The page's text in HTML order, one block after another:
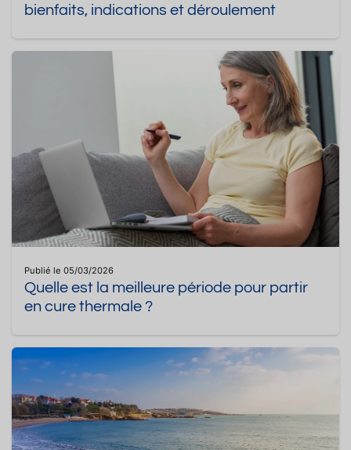
bienfaits, indications et déroulement
Publié le 05/03/2026
Quelle est la meilleure période pour partir
en cure thermale ?